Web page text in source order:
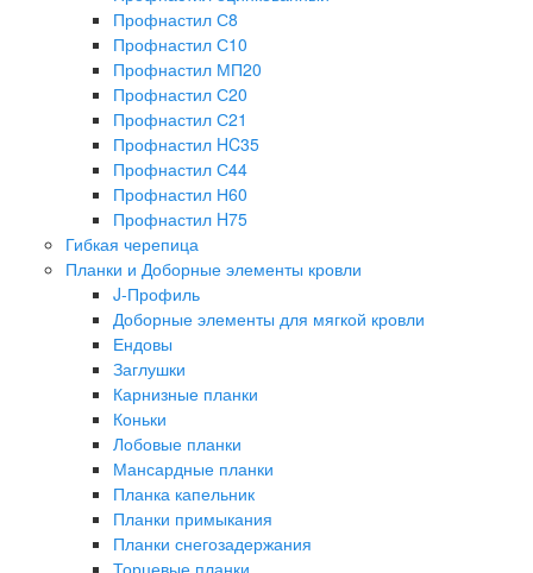
Профнастил С8
Профнастил С10
Профнастил МП20
Профнастил С20
Профнастил С21
Профнастил HC35
Профнастил С44
Профнастил Н60
Профнастил H75
Гибкая черепица
Планки и Доборные элементы кровли
J-Профиль
Доборные элементы для мягкой кровли
Ендовы
Заглушки
Карнизные планки
Коньки
Лобовые планки
Мансардные планки
Планка капельник
Планки примыкания
Планки снегозадержания